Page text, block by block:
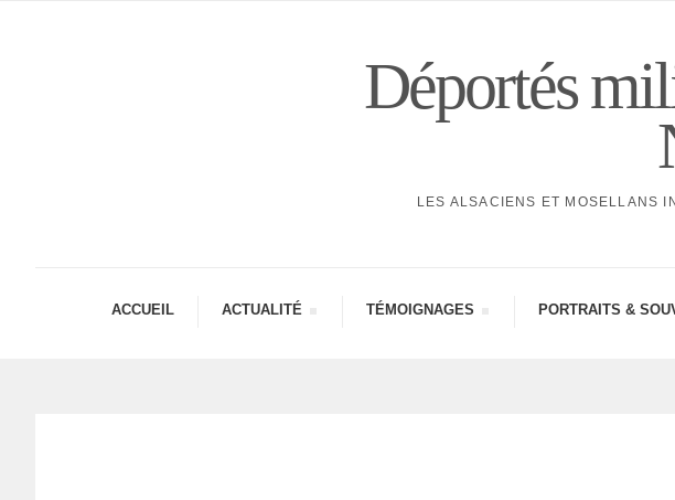
Déportés
LES ALSACIENS ET MOSELLANS
ACCUEIL ACTUA­LITÉ TÉMOI­GNAGES PORTRAITS &